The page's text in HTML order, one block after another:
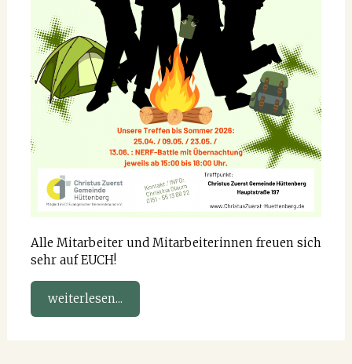
Alle Mitarbeiter und Mitarbeiterinnen freuen sich
sehr auf EUCH!
weiterlesen...